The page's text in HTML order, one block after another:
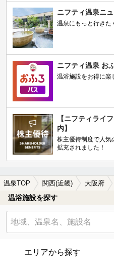
ニフティ温泉ニ
温泉にもっと行きた
ニフティ温泉 お
温浴施設をお得に楽
【ニフティライ
内】
株主優待制度で人気
拡充されました！
温泉TOP 関西(近畿) 大阪府
温浴施設を探す
エリアから探す